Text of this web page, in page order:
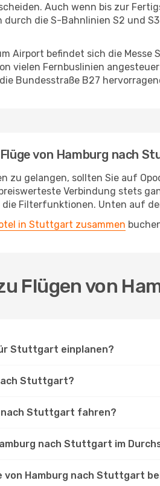
Auch wenn bis zur
die S-Bahnlinien S2 und
Airport befindet sich die
vielen Fernbuslinien
Bundesstraße B27
von Hamburg nach
zu gelangen, sollten Sie auf
Verbindung stets
Filterfunktionen. Unten auf
in Stuttgart zusammen
Flügen von
Stuttgart einplanen?
Stuttgart?
nach Stuttgart fahren?
nach Stuttgart im
von Hamburg nach Stuttgart